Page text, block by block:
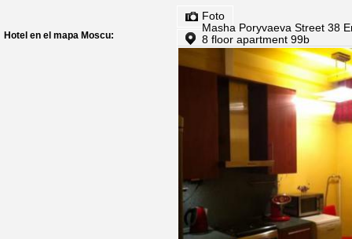
Hotel en el mapa Moscu:
Foto
Masha Poryvaeva Street 38
8 floor apartment 99b